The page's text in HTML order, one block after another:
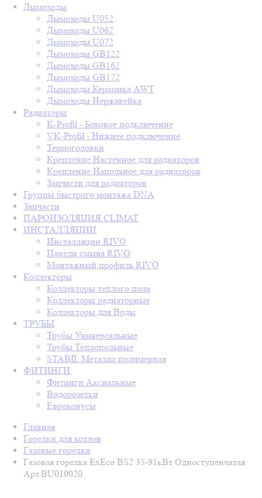
Дымоходы
Дымоходы U052
Дымоходы U062
Дымоходы U072
Дымоходы GB122
Дымоходы GB162
Дымоходы GB172
Дымоходы Керамика AWT
Дымоходы Нержавейка
Радиаторы
K-Profil - Боковое подключение
VK-Profil - Нижнее подключение
Термоголовки
Крепление Настенное для радиаторов
Крепление Напольное для радиаторов
Запчасти для радиаторов
Группы быстрого монтажа DNA
Запчасти
ПАРОИЗОЛЯЦИЯ CLIMAT
ИНСТАЛЛЯЦИИ
Инсталляции RIVO
Панели смыва RIVO
Монтажный профиль RIVO
Коллекторы
Коллекторы теплого пола
Коллекторы радиаторные
Коллекторы для Воды
ТРУБЫ
Трубы Универсальные
Трубы Теплопольные
STABIL Металло полимерная
ФИТИНГИ
Фитинги Аксиальные
Водорозетки
Евроконусы
Главная
Горелки для котлов
Газовые горелки
Газовая горелка ExEco BS2 35-91кВт Одноступенчатая
Арт.BU010020